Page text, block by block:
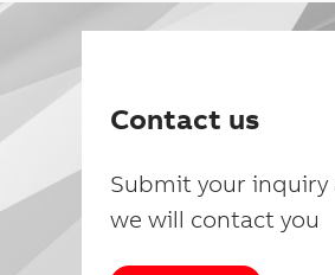
Contact us
Submit your inquiry
we will contact you